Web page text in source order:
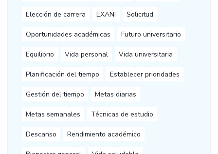
Elección de carrera EXANI Solicitud
Oportunidades académicas Futuro universitario
Equilibrio Vida personal Vida universitaria
Planificación del tiempo Establecer prioridades
Gestión del tiempo Metas diarias
Metas semanales Técnicas de estudio
Descanso Rendimiento académico